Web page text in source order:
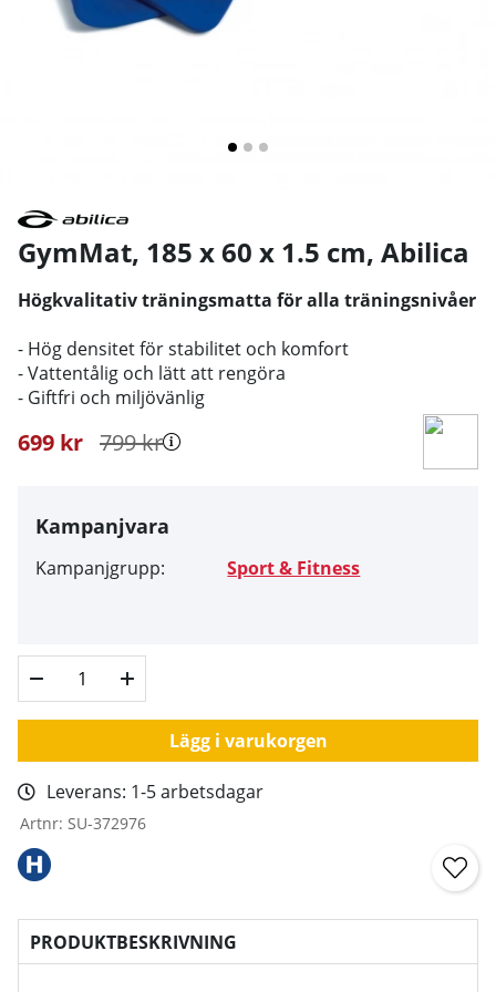
GymMat, 185 x 60 x 1.5 cm, Abilica
Högkvalitativ träningsmatta för alla träningsnivåer
- Hög densitet för stabilitet och komfort
- Vattentålig och lätt att rengöra
- Giftfri och miljövänlig
799kr
699 kr
Kampanjvara
Kampanjgrupp: Sport & Fitness
Lägg i varukorgen
Leverans: 1-5 arbetsdagar
Artnr: SU-372976
PRODUKTBESKRIVNING